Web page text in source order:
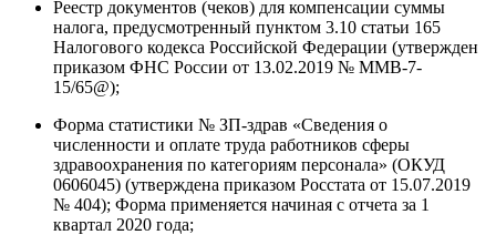
Реестр документов (чеков) для компенсации суммы
налога, предусмотренный пунктом 3.10 статьи 165
Налогового кодекса Российской Федерации (утвержден
приказом ФНС России от 13.02.2019 № ММВ-7-
15/65@);
Форма статистики № ЗП-здрав «Сведения о
численности и оплате труда работников сферы
здравоохранения по категориям персонала» (ОКУД
0606045) (утверждена приказом Росстата от 15.07.2019
№ 404); Форма применяется начиная с отчета за 1
квартал 2020 года;